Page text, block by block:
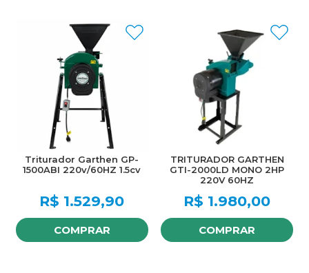
Triturador Garthen GP-
1500ABI 220v/60HZ 1.5cv
R$ 1.529,90
COMPRAR
TRITURADOR GARTHEN
GTI-2000LD MONO 2HP
220V 60HZ
R$ 1.980,00
COMPRAR